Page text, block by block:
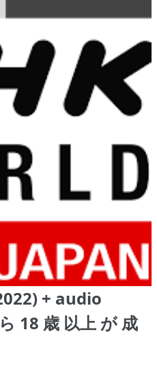
+ audio
18 歳 以上 が 成